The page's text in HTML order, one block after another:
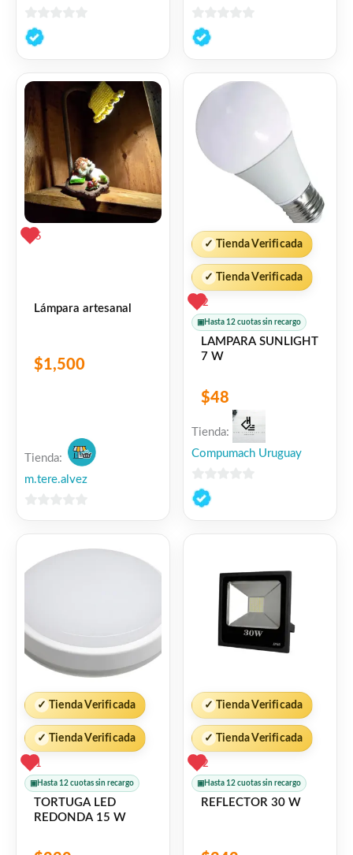
0
de
0
de
5
Lámpara artesanal
$1,500
Tienda:
m.tere.alvez
✓ Tienda Verificada
✓ Tienda Verificada
2
▣ Hasta 12 cuotas sin recargo
LAMPARA SUNLIGHT
7 W
$48
Tienda:
Compumach Uruguay
0
de
✓ Tienda Verificada
✓ Tienda Verificada
1
▣ Hasta 12 cuotas sin recargo
TORTUGA LED
REDONDA 15 W
✓ Tienda Verificada
✓ Tienda Verificada
2
▣ Hasta 12 cuotas sin recargo
REFLECTOR 30 W